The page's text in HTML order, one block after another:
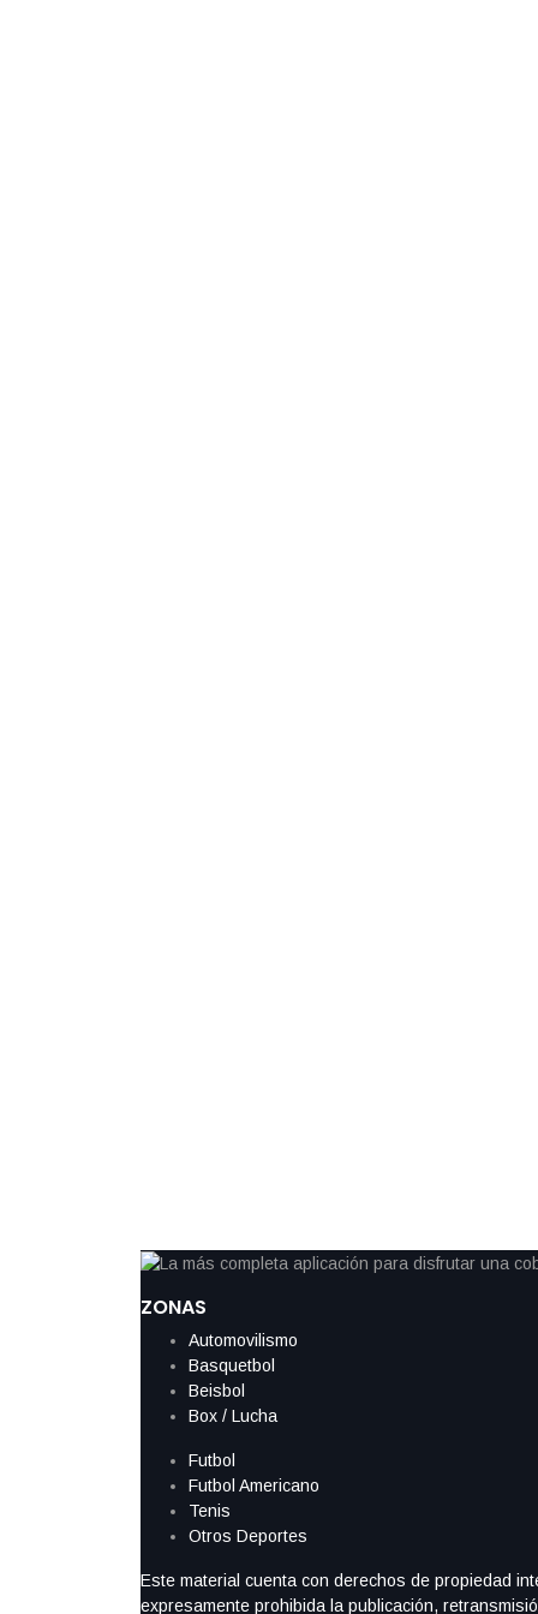
ZONAS
Automovilismo
Basquetbol
Beisbol
Box / Lucha
Futbol
Futbol Americano
Tenis
Otros Deportes
Este material cuenta con derechos de propiedad
expresamente prohibida la publicación,